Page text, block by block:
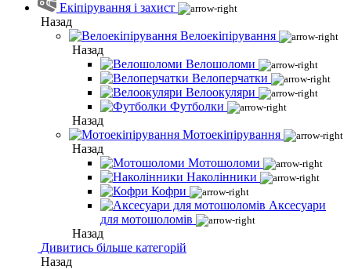
Екіпірування і захист
Назад
Велоекіпірування
Назад
Велошоломи
Велоперчатки
Велоокуляри
Футболки
Назад
Мотоекіпірування
Назад
Мотошоломи
Наколінники
Кофри
Аксесуари
для мотошоломів
Назад
Дивитись більше категорій
Назад